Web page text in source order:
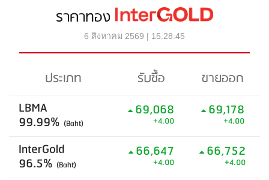
ราคาทอง
6 สิงหาคม 2569 | 15:28:45
ประเภท รับซื้อ
ขายออก
LBMA
99.99% (Baht)
69,068
+4.00
69,178
+4.00
InterGold
96.5% (Baht)
66,647
+4.00
66,752
+4.00